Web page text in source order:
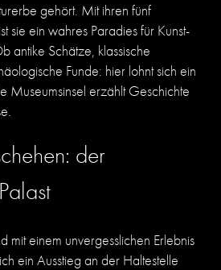
gehört. Mit ihren fünf
sie ein wahres Paradies für Kunst-
antike Schätze, klassische
Funde: hier lohnt sich ein
Museumsinsel erzählt Geschichte
der
einem unvergesslichen Erlebnis
ein Ausstieg an der Haltestelle